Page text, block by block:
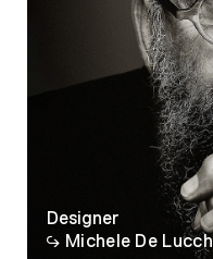
Designer
Michele De